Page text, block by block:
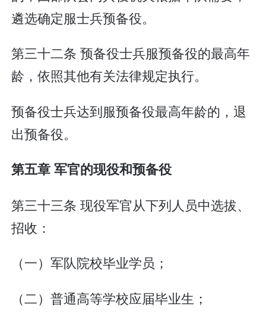
遴选确定服士兵预备役。
第三十二条 预备役士兵服预备役的最高年
龄，依照其他有关法律规定执行。
预备役士兵达到服预备役最高年龄的，退
出预备役。
第五章 军官的现役和预备役
第三十三条 现役军官从下列人员中选拔、
招收：
（一）军队院校毕业学员；
（二）普通高等学校应届毕业生；